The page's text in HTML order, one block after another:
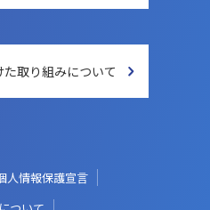
た取り組みについて
人情報保護宣言